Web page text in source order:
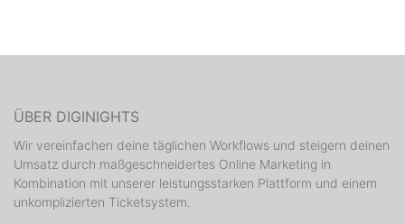
ÜBER DIGINIGHTS
Wir vereinfachen deine täglichen Workflows und steigern deinen
Umsatz durch maßgeschneidertes Online Marketing in
Kombination mit unserer leistungsstarken Plattform und einem
unkomplizierten Ticketsystem.